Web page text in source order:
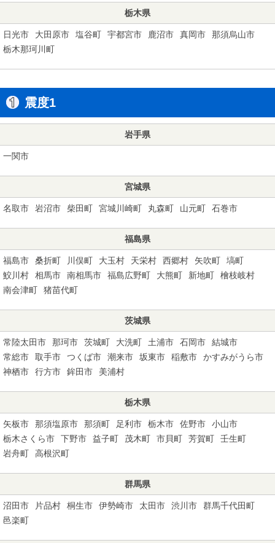
栃木県
日光市 大田原市 塩谷町 宇都宮市 鹿沼市 真岡市
那須烏山市
栃木那珂川町
震度1
岩手県
一関市
宮城県
名取市 岩沼市 柴田町 宮城川崎町 丸森町 山元町 石巻市
福島県
福島市 桑折町 川俣町 大玉村 天栄村 西郷村 矢吹町
塙町
鮫川村
相馬市 南相馬市 福島広野町 大熊町 新地町
檜枝岐村
南会津町
猪苗代町
茨城県
常陸太田市 那珂市 茨城町 大洗町 土浦市 石岡市
結城市
常総市
取手市 つくば市 潮来市 坂東市 稲敷市
かすみがうら市
神栖市
行方市 鉾田市 美浦村
栃木県
矢板市 那須塩原市 那須町 足利市 栃木市 佐野市
小山市
栃木さくら市
下野市 益子町 茂木町 市貝町 芳賀町
壬生町
岩舟町
高根沢町
群馬県
沼田市 片品村 桐生市 伊勢崎市 太田市 渋川市
群馬千代田町
邑楽町